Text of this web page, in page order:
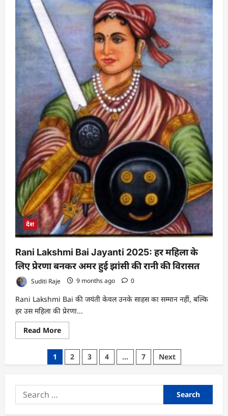
ही
होकर
अमाल
मलिक,
फैमिली
वीक
दिखे
इमोशनल
पल
देश
Rani Lakshmi Bai Jayanti 2025: हर महिला के
लिए प्रेरणा बनकर अमर हुई झांसी की रानी की विरासत
Suditi Raje 9 months ago 0
Rani Lakshmi Bai की जयंती केवल उनके साहस का सम्मान नहीं, बल्कि
हर उस महिला की प्रेरणा...
Read MoreRead
more
Rani
Lakshmi
Bai
हर
1 2 3 4 … 7 Next
Search
for: